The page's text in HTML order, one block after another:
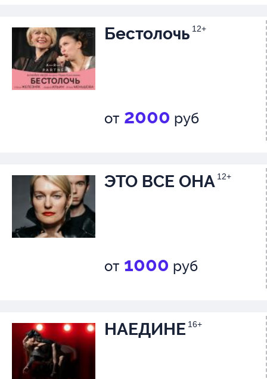
Бестолочь 12+
от 2000 руб
ЭТО ВСЕ ОНА 12+
от 1000 руб
НАЕДИНЕ 16+